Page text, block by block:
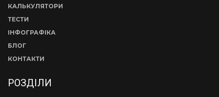
КАЛЬКУЛЯТОРИ
ТЕСТИ
ІНФОГРАФІКА
БЛОГ
КОНТАКТИ
РОЗДІЛИ